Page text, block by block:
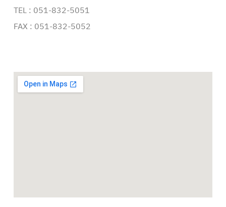
TEL : 051-832-5051
FAX : 051-832-5052